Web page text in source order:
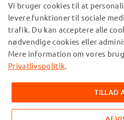
VORES
© subtel.dk 2026
Alle priser er inklusive moms og
forsendelsesomkostninger.
ejere og er nævnt på vores
oplysninger om vores produkter.
Vi bruger cookies til at
levere funktioner til sociale
trafik. Du kan acceptere alle
nødvendige cookies eller
Mere information om vores
Privatlivspolitik.
TILLAD